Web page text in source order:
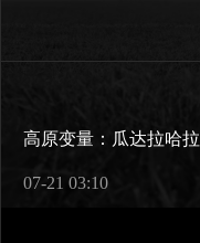
07-21 03:10